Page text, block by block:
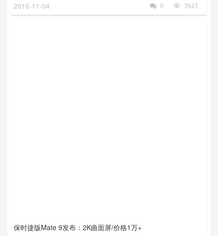
2016-11-04
3943

0

保时捷版Mate 9发布：2K曲面屏/价格1万+